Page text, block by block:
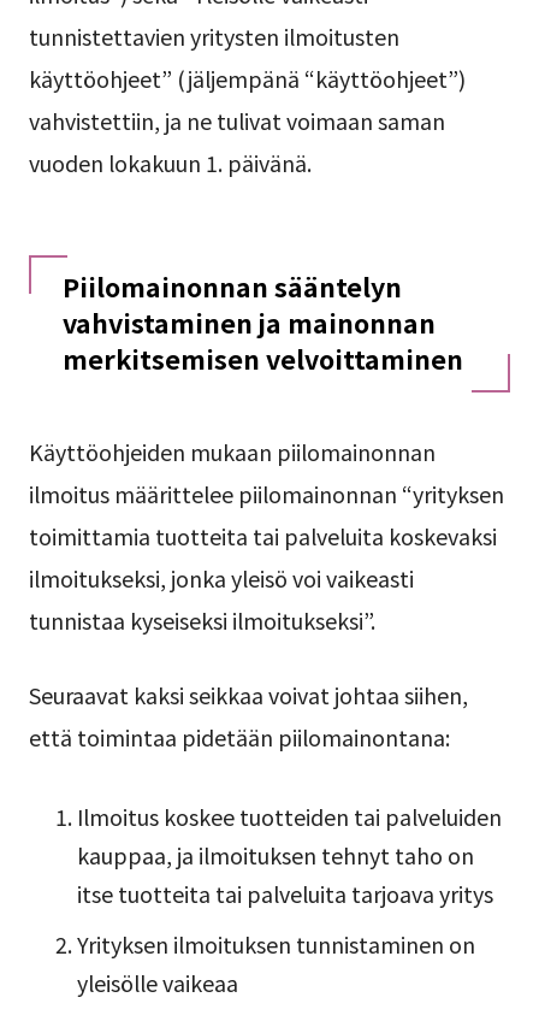
tunnistettavien yritysten ilmoitusten
käyttöohjeet” (jäljempänä “käyttöohjeet”)
vahvistettiin, ja ne tulivat voimaan saman
vuoden lokakuun 1. päivänä.
Piilomainonnan sääntelyn
vahvistaminen ja mainonnan
merkitsemisen velvoittaminen
Käyttöohjeiden mukaan piilomainonnan
ilmoitus määrittelee piilomainonnan “yrityksen
toimittamia tuotteita tai palveluita koskevaksi
ilmoitukseksi, jonka yleisö voi vaikeasti
tunnistaa kyseiseksi ilmoitukseksi”.
Seuraavat kaksi seikkaa voivat johtaa siihen,
että toimintaa pidetään piilomainontana:
Ilmoitus koskee tuotteiden tai palveluiden
kauppaa, ja ilmoituksen tehnyt taho on
itse tuotteita tai palveluita tarjoava yritys
Yrityksen ilmoituksen tunnistaminen on
yleisölle vaikeaa